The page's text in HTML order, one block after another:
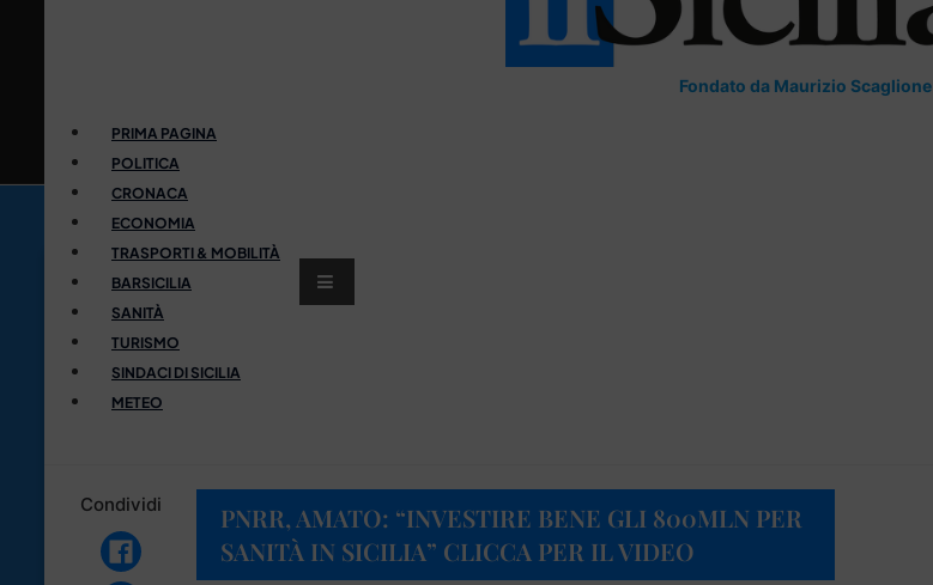
Fondato da Maurizio Scaglione
PRIMA PAGINA
POLITICA
CRONACA
ECONOMIA
TRASPORTI & MOBILITÀ
BARSICILIA
SANITÀ
TURISMO
SINDACI DI SICILIA
METEO
Condividi
PNRR, AMATO: “INVESTIRE BENE GLI 800MLN PER
SANITÀ IN SICILIA” CLICCA PER IL VIDEO